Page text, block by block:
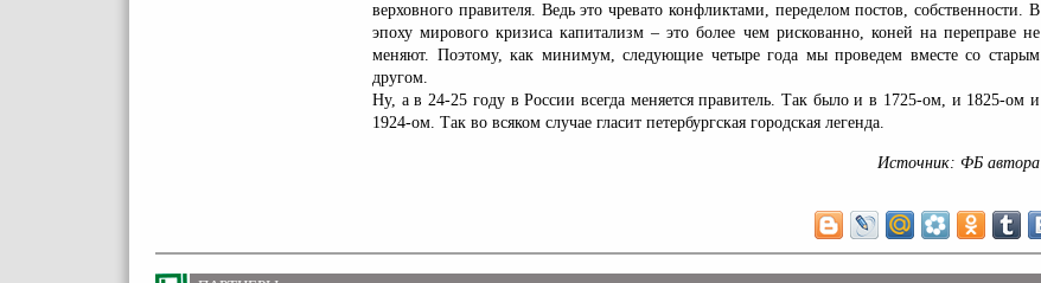
верховного правителя. Ведь это чревато конфликтами, переделом постов, собственности. В
эпоху мирового кризиса капитализм – это более чем рискованно, коней на переправе не
меняют. Поэтому, как минимум, следующие четыре года мы проведем вместе со старым
другом.
Ну, а в 24-25 году в России всегда меняется правитель. Так было и в 1725-ом, и 1825-ом и
1924-ом. Так во всяком случае гласит петербургская городская легенда.
Источник: ФБ автора